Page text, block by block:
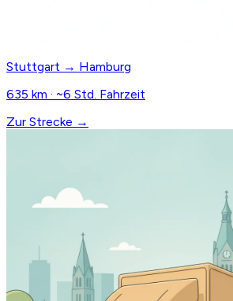
Stuttgart → Hamburg
635 km · ~6 Std. Fahrzeit
Zur Strecke →